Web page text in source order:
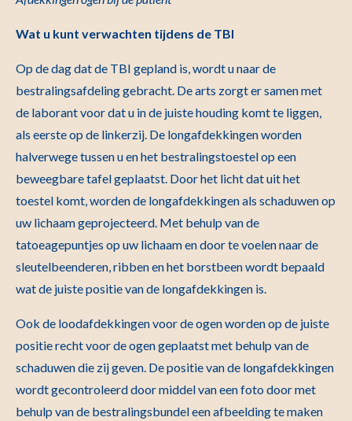
Wat u kunt verwachten tijdens de TBI
Op de dag dat de TBI gepland is, wordt u naar de
bestralingsafdeling gebracht. De arts zorgt er samen met
de laborant voor dat u in de juiste houding komt te liggen,
als eerste op de linkerzij. De longafdekkingen worden
halverwege tussen u en het bestralingstoestel op een
beweegbare tafel geplaatst. Door het licht dat uit het
toestel komt, worden de longafdekkingen als schaduwen op
uw lichaam geprojecteerd. Met behulp van de
tatoeagepuntjes op uw lichaam en door te voelen naar de
sleutelbeenderen, ribben en het borstbeen wordt bepaald
wat de juiste positie van de longafdekkingen is.
Ook de loodafdekkingen voor de ogen worden op de juiste
positie recht voor de ogen geplaatst met behulp van de
schaduwen die zij geven. De positie van de longafdekkingen
wordt gecontroleerd door middel van een foto door met
behulp van de bestralingsbundel een afbeelding te maken